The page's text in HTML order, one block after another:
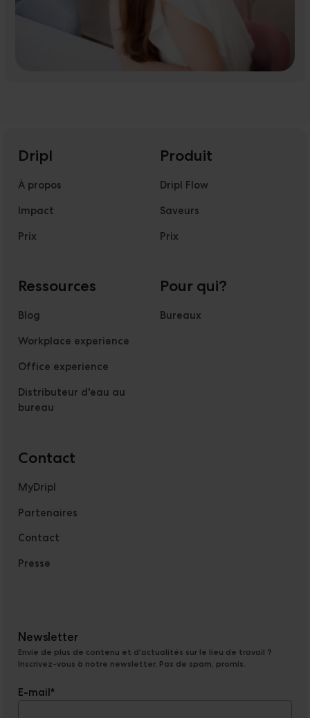
Dripl
À propos
Impact
Prix
Produit
Dripl Flow
Saveurs
Prix
Ressources
Blog
Workplace experience
Office experience
Distributeur d'eau au
bureau
Pour qui?
Bureaux
Contact
MyDripl
Partenaires
Contact
Presse
Newsletter
Envie de plus de contenu et d'actualités sur le lieu de travail ?
Inscrivez-vous à notre newsletter. Pas de spam, promis.
E-mail*